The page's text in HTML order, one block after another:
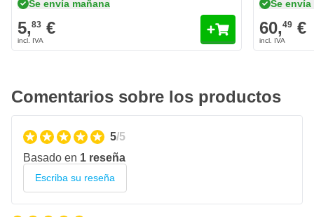
Se envía mañana
5,83 €
Se envía
60,49 €
Comentarios sobre los productos
5/5
Basado en 1 reseña
Escriba su reseña